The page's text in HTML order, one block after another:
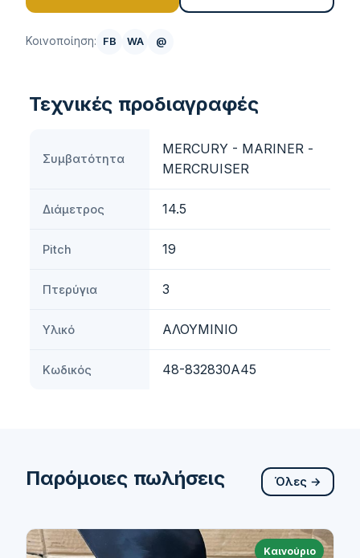
Κοινοποίηση: FB WA @
Τεχνικές προδιαγραφές
Συμβατότητα
MERCURY - MARINER -
MERCRUISER
Διάμετρος 14.5
Pitch 19
Πτερύγια 3
Υλικό ΑΛΟΥΜΙΝΙΟ
Κωδικός 48-832830A45
Παρόμοιες πωλήσεις Όλες →
Καινούριο